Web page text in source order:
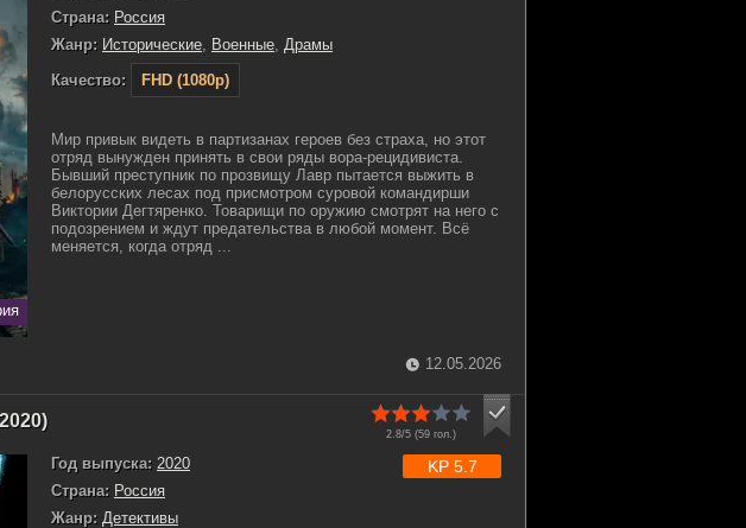
Страна: Россия
Жанр: Исторические Военные Драмы
Качество:
FHD (1080p)
Мир привык видеть в партизанах героев без страха, но этот
отряд вынужден принять в свои ряды вора-рецидивиста.
Бывший преступник по прозвищу Лавр пытается выжить в
белорусских лесах под присмотром суровой командирши
Виктории Дегтяренко. Товарищи по оружию смотрят на него с
подозрением и ждут предательства в любой момент. Всё
меняется, когда отряд ...
12.05.2026
2.8/5 (59 гол.)
Год выпуска: 2020
Страна: Россия
Жанр: Детективы
KP 5.7